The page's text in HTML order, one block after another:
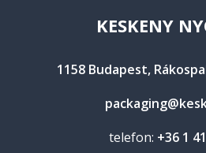
KESKENY
1158 Budapest,
telefon: +36 1